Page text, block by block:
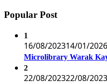
Popular Post
1
16/08/202314/01/2026
Microlibrary Warak
2
22/08/202322/08/2023